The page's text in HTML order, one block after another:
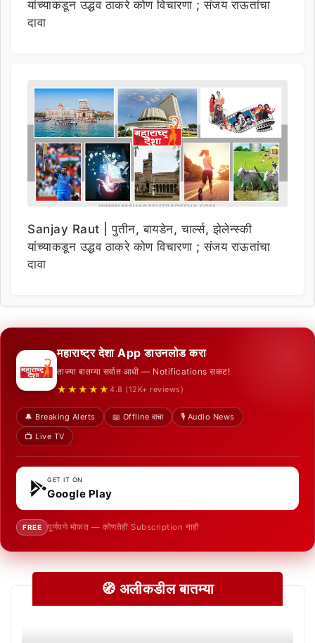
यांच्याकडून उद्धव ठाकरे कोण विचारणा ; संजय राऊतांचा
दावा
Sanjay Raut | पुतीन, बायडेन, चार्ल्स, झेलेन्स्की
यांच्याकडून उद्धव ठाकरे कोण विचारणा ; संजय राऊतांचा
दावा
महाराष्ट्र देशा App डाउनलोड करा
ताज्या बातम्या सर्वात आधी — Notifications सकट!
★★★★★ 4.8 (12K+ reviews)
🔔 Breaking Alerts 📖 Offline वाचा
🎙️ Audio News
📺 Live TV
GET IT ON
Google Play
FREE पूर्णपणे मोफत — कोणतेही Subscription नाही
🧭 अलीकडील बातम्या